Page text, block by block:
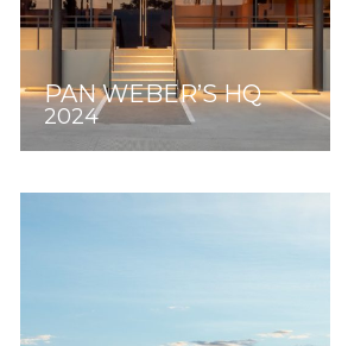
PAN WEBER’S HQ
2024